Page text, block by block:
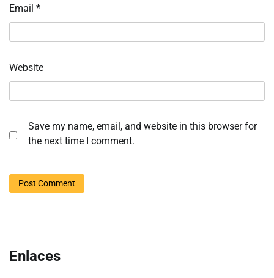
Email *
Website
Save my name, email, and website in this browser for
the next time I comment.
Enlaces